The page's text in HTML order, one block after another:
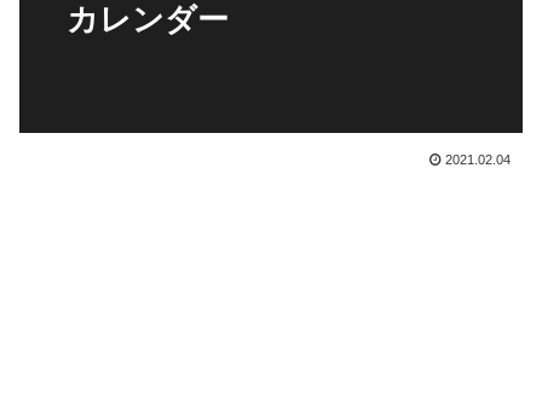
カレンダー
2021.02.04